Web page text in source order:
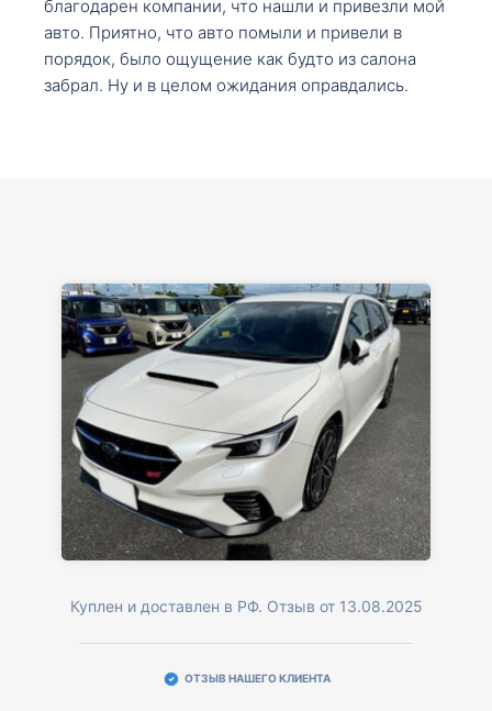
благодарен компании, что нашли и привезли мой
авто. Приятно, что авто помыли и привели в
порядок, было ощущение как будто из салона
забрал. Ну и в целом ожидания оправдались.
Куплен и доставлен в РФ. Отзыв от 13.08.2025
ОТЗЫВ НАШЕГО КЛИЕНТА